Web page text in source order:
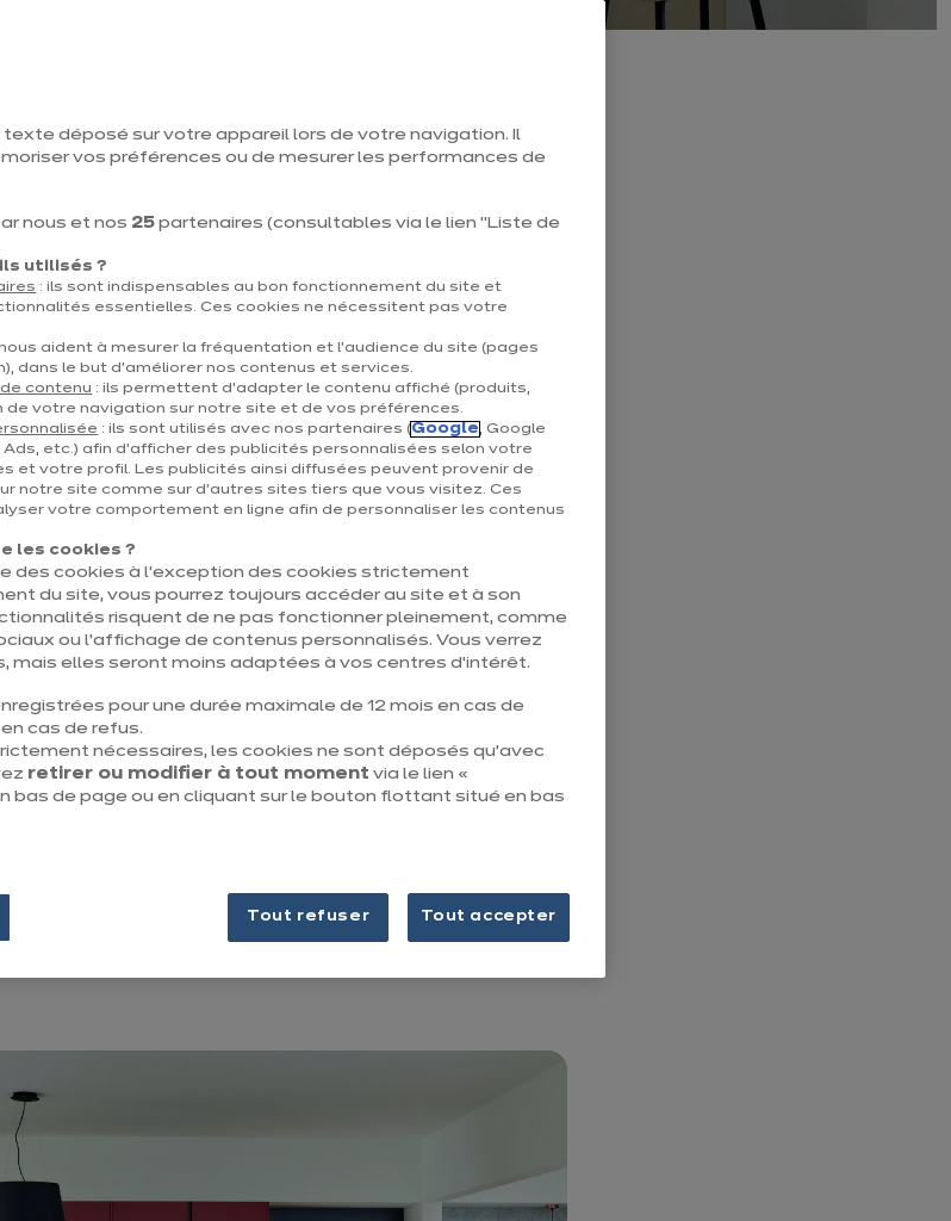
des repas, la cuisine est devenue en l’espace de 3
de vie.
toujours possible d’inclure un coin repas avec des solutions de
intégrer cet espace dans votre cuisine et le rendre convivial.
existent et n’entravent aucunement l’aspect
de la pièce.
accessoires, piètements, consoles, équerres nous
selon vos besoins et en tenant compte des contraintes de
votre cuisine ?
prolongement du plan de
îlot
afin de réaliser un espace repas.
un nombre important de pieds aussi bien dans la forme, dans
harmonie parfaite avec votre
déposé sur votre appareil lors de votre navigation. Il
vos préférences ou de mesurer les performances de
nous et nos 25 partenaires (consultables via le lien "Liste de
utilisés ?
: ils sont indispensables au bon fonctionnement du site et
essentielles. Ces cookies ne nécessitent pas votre
nous aident à mesurer la fréquentation et l’audience du site (pages
dans le but d’améliorer nos contenus et services.
contenu : ils permettent d’adapter le contenu affiché (produits,
de votre navigation sur notre site et de vos préférences.
: ils sont utilisés avec nos partenaires (Google, Google
etc.) afin d’afficher des publicités personnalisées selon votre
et votre profil. Les publicités ainsi diffusées peuvent provenir de
notre site comme sur d’autres sites tiers que vous visitez. Ces
votre comportement en ligne afin de personnaliser les contenus
les cookies ?
des cookies à l’exception des cookies strictement
du site, vous pourrez toujours accéder au site et à son
risquent de ne pas fonctionner pleinement, comme
ou l’affichage de contenus personnalisés. Vous verrez
mais elles seront moins adaptées à vos centres d’intérêt.
pour une durée maximale de 12 mois en cas de
cas de refus.
nécessaires, les cookies ne sont déposés qu’avec
retirer ou modifier à tout moment via le lien «
bas de page ou en cliquant sur le bouton flottant situé en bas
Tout refuser Tout accepter